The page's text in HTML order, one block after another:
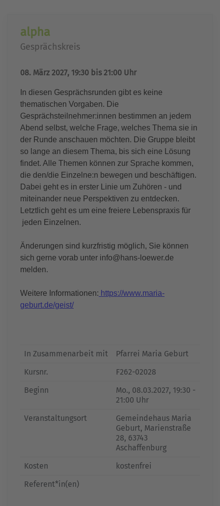
alpha
Gesprächskreis
08. März 2027, 19:30 bis 21:00 Uhr
In diesen Gesprächsrunden gibt es keine
thematischen Vorgaben. Die
Gesprächsteilnehmer:innen bestimmen an jedem
Abend selbst, welche Frage, welches Thema sie in
der Runde anschauen möchten. Die Gruppe bleibt
so lange an diesem Thema, bis sich eine Lösung
findet. Alle Themen können zur Sprache kommen,
die den/die Einzelne:n bewegen und beschäftigen.
Dabei geht es in erster Linie um Zuhören - und
miteinander neue Perspektiven zu entdecken.
Letztlich geht es um eine freiere Lebenspraxis für
jeden Einzelnen.
Änderungen sind kurzfristig möglich, Sie können
sich gerne vorab unter info@hans-loewer.de
melden.
Weitere Informationen: https://www.maria-
geburt.de/geist/
In Zusammenarbeit mit
Pfarrei Maria Geburt
Kursnr.
F262-02028
Beginn
Mo., 08.03.2027, 19:30 -
21:00 Uhr
Veranstaltungsort
Gemeindehaus Maria
Geburt, Marienstraße
28, 63743
Aschaffenburg
Kosten
kostenfrei
Referent*in(en)